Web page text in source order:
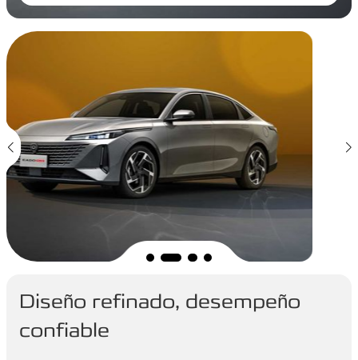
Diseño refinado, desempeño
confiable